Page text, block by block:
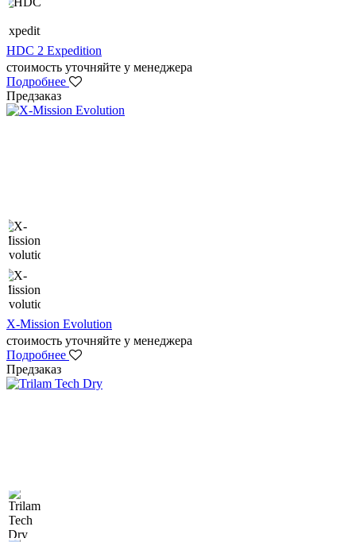
HDC 2 Expedition
стоимость уточняйте у менеджера
Подробнее
Предзаказ
X-Mission Evolution
стоимость уточняйте у менеджера
Подробнее
Предзаказ